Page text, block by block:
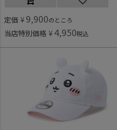
定価 ¥ 9,900のところ
当店特別価格 ¥ 4,950税込